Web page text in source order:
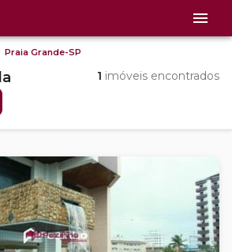
Praia Grande-SP
1 imóveis encontrados